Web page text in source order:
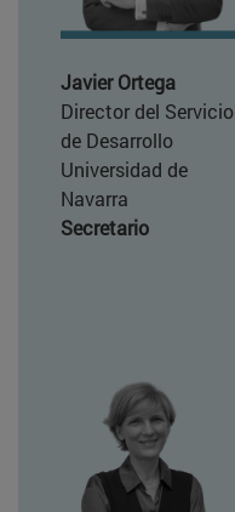
Javier Ortega
Director del Servicio
de Desarrollo
Universidad de
Navarra
Secretario